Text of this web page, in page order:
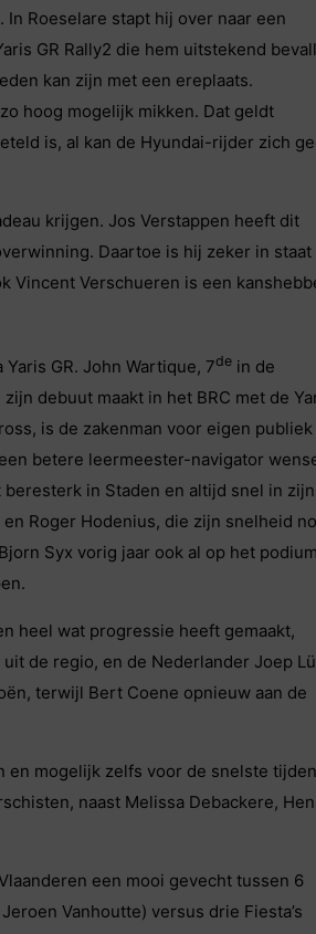
Roeselare stapt hij over naar een
GR Rally2 die hem uitstekend
kan zijn met een ereplaats.
hoog mogelijk mikken. Dat geldt
is, al kan de Hyundai-rijder zich
krijgen. Jos Verstappen heeft dit
Daartoe is hij zeker in staat
Vincent Verschueren is een
GR. John Wartique, 7de in de
debuut maakt in het BRC met de
is de zakenman voor eigen publiek
betere leermeester-navigator
in Staden en altijd snel in zijn
Roger Hodenius, die zijn snelheid
Syx vorig jaar ook al op het podium
heel wat progressie heeft gemaakt,
de regio, en de Nederlander Joep
terwijl Bert Coene opnieuw aan de
en mogelijk zelfs voor de snelste tijden
naast Melissa Debackere,
een mooi gevecht tussen 6
Vanhoutte) versus drie Fiesta’s